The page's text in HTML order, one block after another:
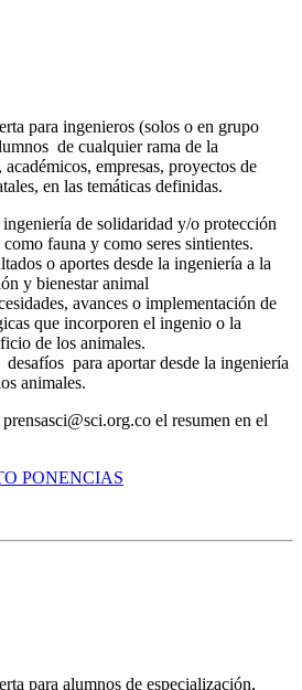
para ingenieros (solos o en grupo
de cualquier rama de la
empresas, proyectos de
en las temáticas definidas.
de solidaridad y/o protección
fauna y como seres sintientes.
o aportes desde la ingeniería a la
y bienestar animal
avances o implementación de
que incorporen el ingenio o la
de los animales.
para aportar desde la ingeniería
animales.
el resumen en el
PONENCIAS
para alumnos de especialización,